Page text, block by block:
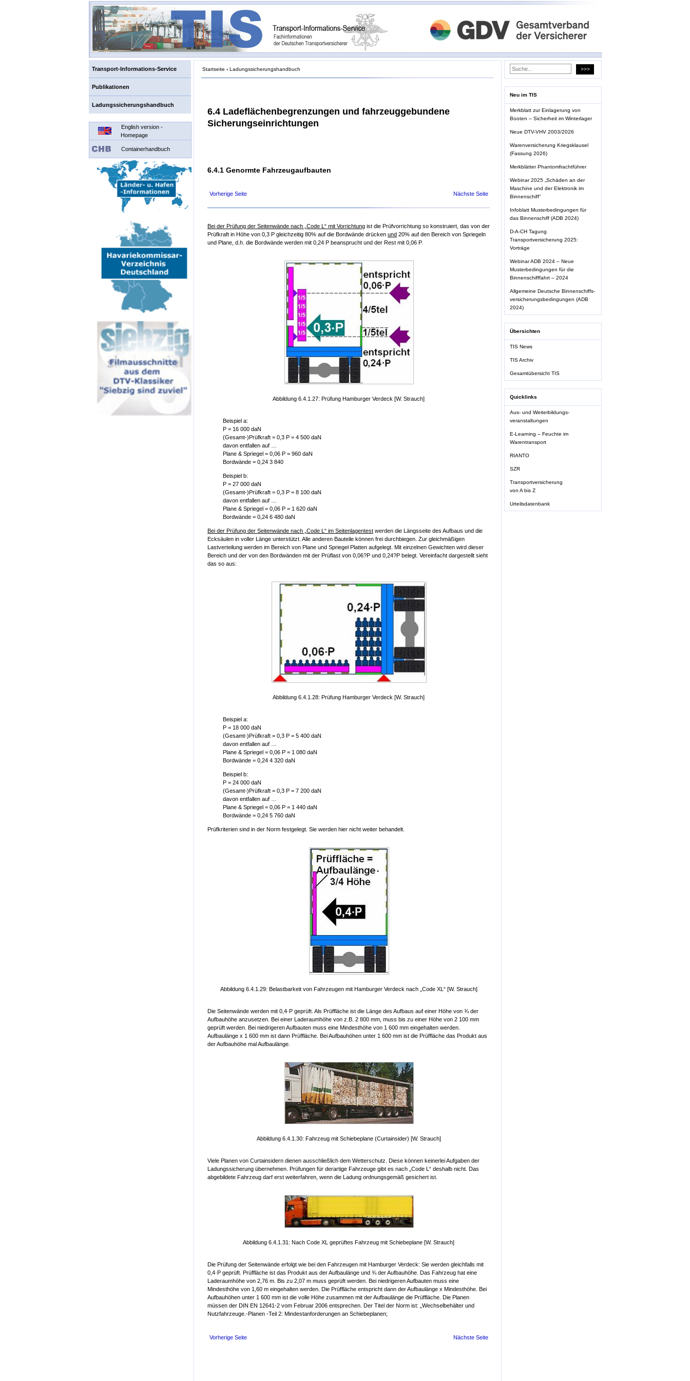
Transport-Informations-Service
Publikationen
Ladungssicherungshandbuch
English version -
Homepage
Containerhandbuch
Startseite › Ladungssicherungshandbuch
6.4 Ladeflächenbegrenzungen und fahrzeuggebundene
Sicherungseinrichtungen
6.4.1 Genormte Fahrzeugaufbauten
Vorherige Seite Nächste Seite
Bei der Prüfung der Seitenwände nach „Code L“ mit Vorrichtung ist die Prüfvorrichtung so konstruiert, das von der
Prüfkraft in Höhe von 0,3 P gleichzeitig 80% auf die Bordwände drücken und 20% auf den Bereich von Spriegeln
und Plane, d.h. die Bordwände werden mit 0,24 P beansprucht und der Rest mit 0,06 P.
Abbildung 6.4.1.27: Prüfung Hamburger Verdeck [W. Strauch]
Beispiel a:
P = 16 000 daN
(Gesamt-)Prüfkraft = 0,3 P = 4 500 daN
davon entfallen auf …
Plane & Spriegel = 0,06 P = 960 daN
Bordwände = 0,24 3 840
Beispiel b:
P = 27 000 daN
(Gesamt-)Prüfkraft = 0,3 P = 8 100 daN
davon entfallen auf …
Plane & Spriegel = 0,06 P = 1 620 daN
Bordwände = 0,24 6 480 daN
Bei der Prüfung der Seitenwände nach „Code L“ im Seitenlagentest werden die Längsseite des Aufbaus und die
Ecksäulen in voller Länge unterstützt. Alle anderen Bauteile können frei durchbiegen. Zur gleichmäßigen
Lastverteilung werden im Bereich von Plane und Spriegel Platten aufgelegt. Mit einzelnen Gewichten wird dieser
Bereich und der von den Bordwänden mit der Prüflast von 0,06?P und 0,24?P belegt. Vereinfacht dargestellt sieht
das so aus:
Abbildung 6.4.1.28: Prüfung Hamburger Verdeck [W. Strauch]
Beispiel a:
P = 18 000 daN
(Gesamt-)Prüfkraft = 0,3 P = 5 400 daN
davon entfallen auf …
Plane & Spriegel = 0,06 P = 1 080 daN
Bordwände = 0,24 4 320 daN
Beispiel b:
P = 24 000 daN
(Gesamt-)Prüfkraft = 0,3 P = 7 200 daN
davon entfallen auf …
Plane & Spriegel = 0,06 P = 1 440 daN
Bordwände = 0,24 5 760 daN
Prüfkriterien sind in der Norm festgelegt. Sie werden hier nicht weiter behandelt.
Abbildung 6.4.1.29: Belastbarkeit von Fahrzeugen mit Hamburger Verdeck nach „Code XL“ [W. Strauch]
Die Seitenwände werden mit 0,4·P geprüft. Als Prüffläche ist die Länge des Aufbaus auf einer Höhe von ¾ der
Aufbauhöhe anzusetzen. Bei einer Laderaumhöhe von z.B. 2 800 mm, muss bis zu einer Höhe von 2 100 mm
geprüft werden. Bei niedrigeren Aufbauten muss eine Mindesthöhe von 1 600 mm eingehalten werden.
Aufbaulänge x 1 600 mm ist dann Prüffläche. Bei Aufbauhöhen unter 1 600 mm ist die Prüffläche das Produkt aus
der Aufbauhöhe mal Aufbaulänge.
Abbildung 6.4.1.30: Fahrzeug mit Schiebeplane (Curtainsider) [W. Strauch]
Viele Planen von Curtainsidern dienen ausschließlich dem Wetterschutz. Diese können keinerlei Aufgaben der
Ladungssicherung übernehmen. Prüfungen für derartige Fahrzeuge gibt es nach „Code L“ deshalb nicht. Das
abgebildete Fahrzeug darf erst weiterfahren, wenn die Ladung ordnungsgemäß gesichert ist.
Abbildung 6.4.1.31: Nach Code XL geprüftes Fahrzeug mit Schiebeplane [W. Strauch]
Die Prüfung der Seitenwände erfolgt wie bei den Fahrzeugen mit Hamburger Verdeck: Sie werden gleichfalls mit
0,4·P geprüft. Prüffläche ist das Produkt aus der Aufbaulänge und ¾ der Aufbauhöhe. Das Fahrzeug hat eine
Laderaumhöhe von 2,76 m. Bis zu 2,07 m muss geprüft werden. Bei niedrigeren Aufbauten muss eine
Mindesthöhe von 1,60 m eingehalten werden. Die Prüffläche entspricht dann der Aufbaulänge x Mindesthöhe. Bei
Aufbauhöhen unter 1 600 mm ist die volle Höhe zusammen mit der Aufbaulänge die Prüffläche. Die Planen
müssen der DIN EN 12641-2 vom Februar 2006 entsprechen. Der Titel der Norm ist: „Wechselbehälter und
Nutzfahrzeuge.-Planen -Teil 2: Mindestanforderungen an Schiebeplanen;
Vorherige Seite Nächste Seite
Neu im TIS
Merkblatt zur Einlagerung von
Booten – Sicherheit im Winterlager
Neue DTV-VHV 2003/2026
Warenversicherung Kriegsklausel
(Fassung 2026)
Merkblätter Phantomfrachtführer
Webinar 2025 „Schäden an der
Maschine und der Elektronik im
Binnenschiff“
Infoblatt Musterbedingungen für
das Binnenschiff (ADB 2024)
D-A-CH Tagung
Transportversicherung 2025:
Vorträge
Webinar ADB 2024 – Neue
Musterbedingungen für die
Binnenschifffahrt – 2024
Allgemeine Deutsche Binnenschiffs-
versicherungsbedingungen (ADB
2024)
Übersichten
TIS News
TIS Archiv
Gesamtübersicht TIS
Quicklinks
Aus- und Weiterbildungs-
veranstaltungen
E-Learning – Feuchte im
Warentransport
RIANTO
SZR
Transportversicherung
von A bis Z
Urteilsdatenbank